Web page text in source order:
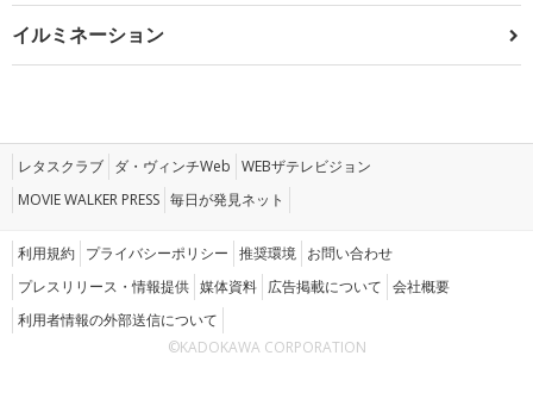
イルミネーション
レタスクラブ ダ・ヴィンチWeb WEBザテレビジョン
MOVIE WALKER PRESS 毎日が発見ネット
利用規約 プライバシーポリシー 推奨環境 お問い合わせ
プレスリリース・情報提供 媒体資料 広告掲載について 会社概要
利用者情報の外部送信について
©KADOKAWA CORPORATION